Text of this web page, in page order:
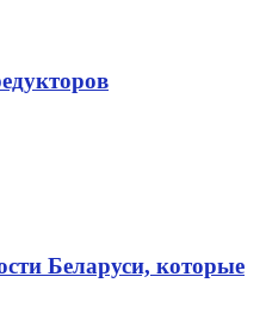
Беларуси, которые